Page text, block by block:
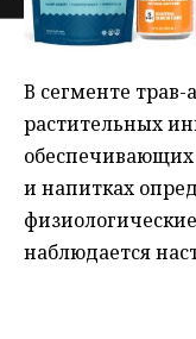
В сегменте
растительных
и напитках
наблюдается